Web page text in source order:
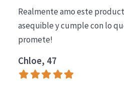
Limpieza
COLECCIÓN
Essentials
Lift+
Realmente amo este
asequible y cumple con lo
promete!
Chloe, 47